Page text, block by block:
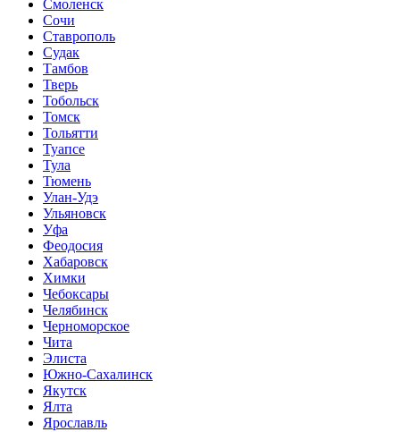
Смоленск
Сочи
Ставрополь
Судак
Тамбов
Тверь
Тобольск
Томск
Тольятти
Туапсе
Тула
Тюмень
Улан-Удэ
Ульяновск
Уфа
Феодосия
Хабаровск
Химки
Чебоксары
Челябинск
Черноморское
Чита
Элиста
Южно-Сахалинск
Якутск
Ялта
Ярославль